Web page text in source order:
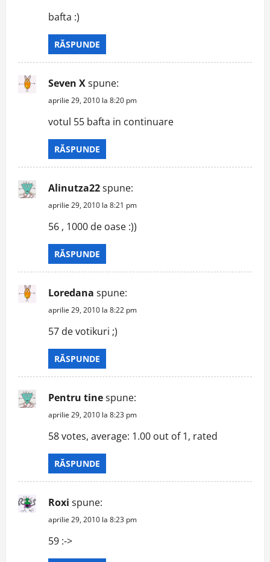
bafta :)
RĂSPUNDE
Seven Xspune:
aprilie 29, 2010 la 8:20 pm
votul 55 bafta in continuare
RĂSPUNDE
Alinutza22spune:
aprilie 29, 2010 la 8:21 pm
56 , 1000 de oase :))
RĂSPUNDE
Loredana spune:
aprilie 29, 2010 la 8:22 pm
57 de votikuri ;)
RĂSPUNDE
Pentru tinespune:
aprilie 29, 2010 la 8:23 pm
58 votes, average: 1.00 out of 1, rated
RĂSPUNDE
Roxi spune:
aprilie 29, 2010 la 8:23 pm
59 :->